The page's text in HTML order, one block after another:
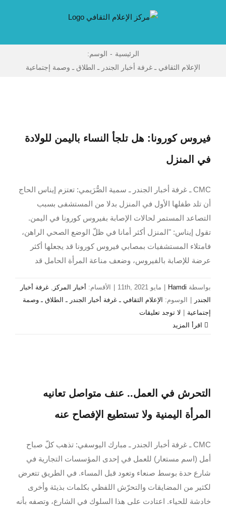
الرئيسية - الوسم:
الإعلام الثقافي ـ غرفة أخبار الجندر ـ الطلاق ـ وصمة إجتماعية
فيروس كورونا: هل تلجأ النساء باليمن للولادة
في المنزل
CMC ـ غرفة أخبار الجندر ـ سمية الصُّرَيمي: تعتزم إيناس الحاج
أن تلد طفلها الأول في المنزل بدلا من المستشفى بسبب
التصاعد المستمر لحالات الإصابة بفيروس كورونا في اليمن.
تقول إيناس: "المنزل أكثر أمانا في ظلّ الوضع الصحي الراهن،
فامتلاء المستشفيات بمصابي فيروس كورونا قد يجعلها أكثر
عرضة للإصابة بالفيروس، وضعف مناعة المرأة الحامل قد
بواسطة Hamdi مايو 11th, 2021 الأقسام: أخبار المركز , غرفة أخبار
الجندر
الوسوم:
الإعلام الثقافي ـ غرفة أخبار الجندر ـ الطلاق ـ وصمة
إجتماعية
لا توجد تعليقات
التحرش في العمل.. عنف متواصل تعانيه
المرأة اليمنية ولا تستطيع الإفصاح عنه
CMC ـ غرفة أخبار الجندر ـ مبارك اليوسفي: تذهب كلّ صباح
أمل (اسم مستعار) للعمل في إحدى المؤسسات التجارية في
شارع حدة بوسط صنعاء وتعود قبل المساء. في الطريق تتعرض
لكثير من المضايقات والتحرّش اللفظي بكلمات بذيئة وأخرى
خادشة للحياء. اعتادت على هذا السلوك في الشارع، وتصفه بأنه